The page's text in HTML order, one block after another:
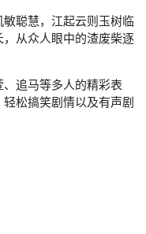
聪慧，江起云则玉树临
从众人眼中的渣废柴逐
追马等多人的精彩表
松搞笑剧情以及有声剧